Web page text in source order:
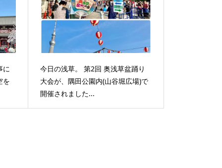
に
を
今日の浅草。 第2回 奥浅草盆踊り
大会が、隅田公園内(山谷堀広場)で
開催されました...